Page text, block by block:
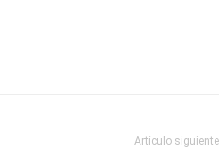
Artículo siguiente